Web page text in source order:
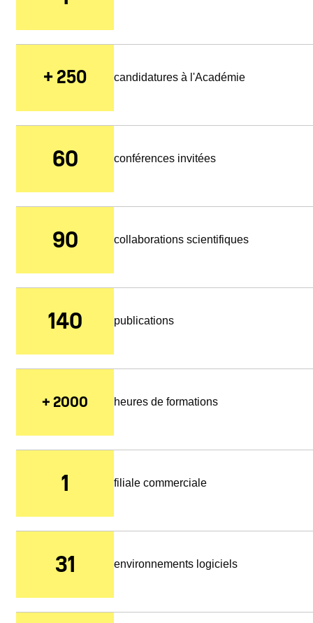
+ 250 candidatures à l'Académie
60 conférences invitées
90 collaborations scientifiques
140 publications
+ 2000 heures de formations
1 filiale commerciale
31 environnements logiciels